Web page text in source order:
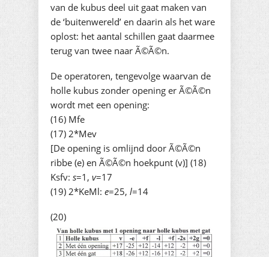
van de kubus deel uit gaat maken van
de ‘buitenwereld’ en daarin als het ware
oplost: het aantal schillen gaat daarmee
terug van twee naar Ã©Ã©n.
De operatoren, tengevolge waarvan de
holle kubus zonder opening er Ã©Ã©n
wordt met een opening:
(16) Mfe
(17) 2*Mev
[De opening is omlijnd door Ã©Ã©n
ribbe (e) en Ã©Ã©n hoekpunt (v)] (18)
Ksfv: s=1, v=17
(19) 2*KeMl: e=25, l=14
(20)